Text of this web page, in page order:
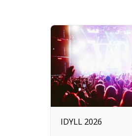
IDYLL 2026